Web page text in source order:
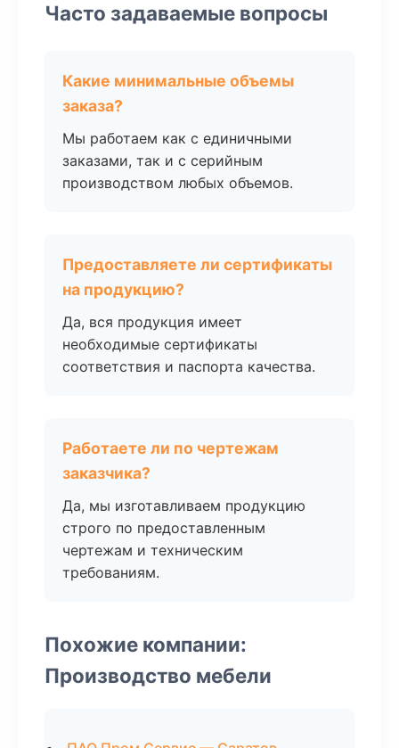
Часто задаваемые вопросы
Какие минимальные объемы
заказа?
Мы работаем как с единичными
заказами, так и с серийным
производством любых объемов.
Предоставляете ли сертификаты
на продукцию?
Да, вся продукция имеет
необходимые сертификаты
соответствия и паспорта качества.
Работаете ли по чертежам
заказчика?
Да, мы изготавливаем продукцию
строго по предоставленным
чертежам и техническим
требованиям.
Похожие компании:
Производство мебели